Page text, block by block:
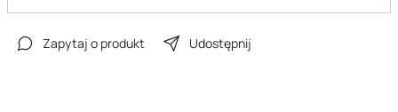
Zapytaj o produkt Udostępnij